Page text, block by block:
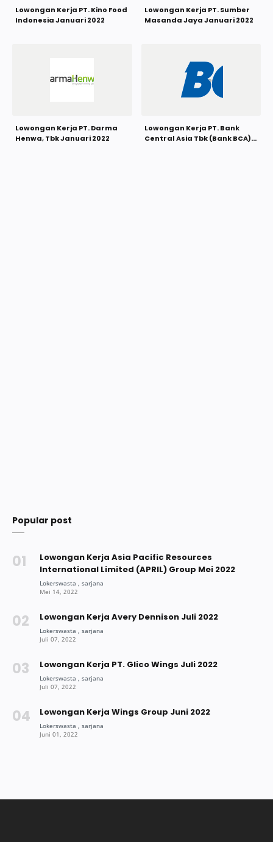
Lowongan Kerja PT. Kino Food
Indonesia Januari 2022
Lowongan Kerja PT. Sumber
Masanda Jaya Januari 2022
Lowongan Kerja PT. Darma
Henwa, Tbk Januari 2022
Lowongan Kerja PT. Bank
Central Asia Tbk (Bank BCA)
Popular post
Lowongan Kerja Asia Pacific Resources
International Limited (APRIL) Group Mei 2022
Lowongan Kerja Avery Dennison Juli 2022
Lowongan Kerja PT. Glico Wings Juli 2022
Lowongan Kerja Wings Group Juni 2022